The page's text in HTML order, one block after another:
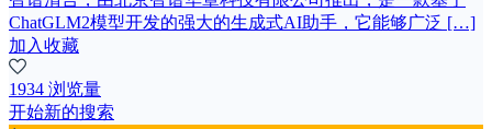
ChatGLM2模型开发的强大的生成式AI助手，它能够广泛 […]
加入收藏
1934 浏览量
开始新的搜索